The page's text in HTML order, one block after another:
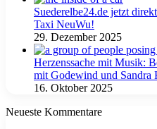
Suederelbe24.de jetzt
Taxi NeuWu!
29. Dezember 2025
Herzenssache mit Musik:
mit Godewind und Sandra
16. Oktober 2025
Neueste Kommentare